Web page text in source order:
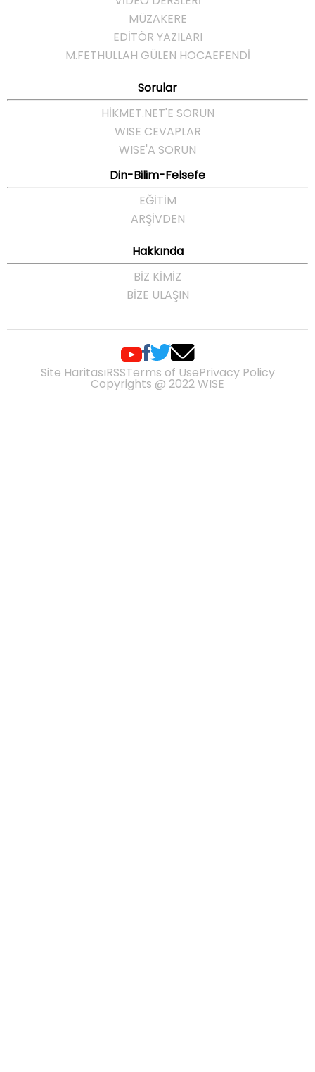
MÜZAKERE
EDİTÖR YAZILARI
M.FETHULLAH GÜLEN HOCAEFENDI
Sorular
HIKMET.NET'E SORUN
WISE CEVAPLAR
WISE'A SORUN
Din-Bilim-Felsefe
EĞITIM
ARŞIVDEN
Hakkında
BIZ KIMIZ
BIZE ULAŞIN
Copyrights @ 2022 WISE
Site HaritasıRSSTerms of UsePrivacy Policy